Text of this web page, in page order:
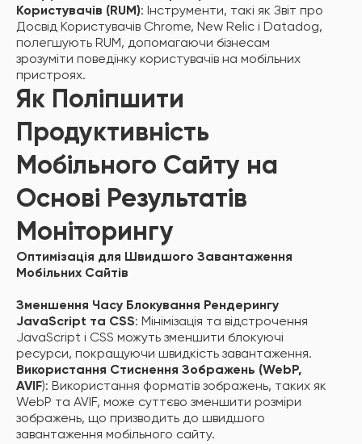
Користувачів (RUM): Інструменти, такі як Звіт про
Досвід Користувачів Chrome, New Relic і Datadog,
полегшують RUM, допомагаючи бізнесам
зрозуміти поведінку користувачів на мобільних
пристроях.
Як Поліпшити
Продуктивність
Мобільного Сайту на
Основі Результатів
Моніторингу
Оптимізація для Швидшого Завантаження
Мобільних Сайтів
Зменшення Часу Блокування Рендерингу
JavaScript та CSS: Мінімізація та відстрочення
JavaScript і CSS можуть зменшити блокуючі
ресурси, покращуючи швидкість завантаження.
Використання Стиснення Зображень (WebP,
AVIF): Використання форматів зображень, таких як
WebP та AVIF, може суттєво зменшити розміри
зображень, що призводить до швидшого
завантаження мобільного сайту.